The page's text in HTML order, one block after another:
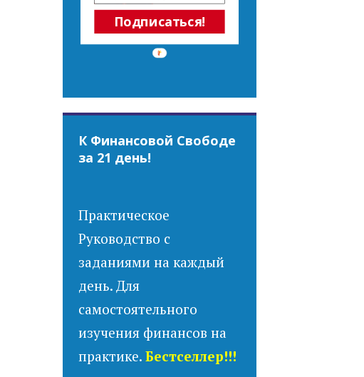
Подписаться!
К Финансовой Свободе
за 21 день!
Практическое
Руководство с
заданиями на каждый
день. Для
самостоятельного
изучения финансов на
практике.Бестселлер!!!